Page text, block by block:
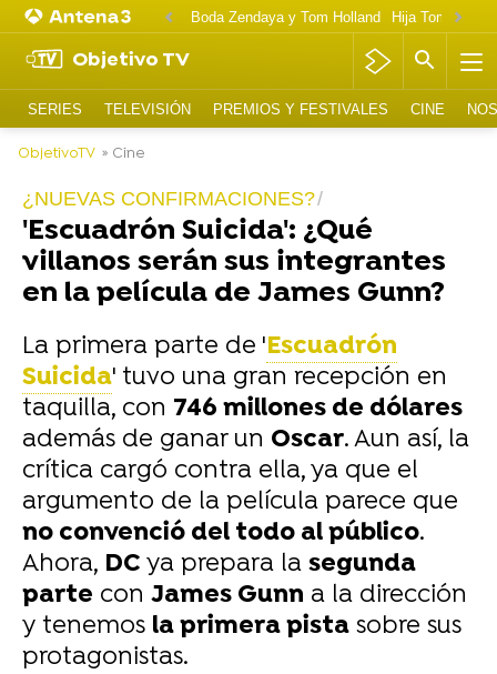
Boda Zendaya y Tom Holland Hija Tom
Objetivo TV
SERIES TELEVISIÓN PREMIOS Y FESTIVALES CINE
ObjetivoTV » Cine
¿NUEVAS CONFIRMACIONES?
'Escuadrón Suicida': ¿Qué
villanos serán sus integrantes
en la película de James Gunn?
La primera parte de 'Escuadrón
Suicida' tuvo una gran recepción en
taquilla, con 746 millones de dólares
además de ganar un Oscar. Aun así, la
crítica cargó contra ella, ya que el
argumento de la película parece que
no convenció del todo al público.
Ahora, DC ya prepara la segunda
parte con James Gunn a la dirección
y tenemos la primera pista sobre sus
protagonistas.